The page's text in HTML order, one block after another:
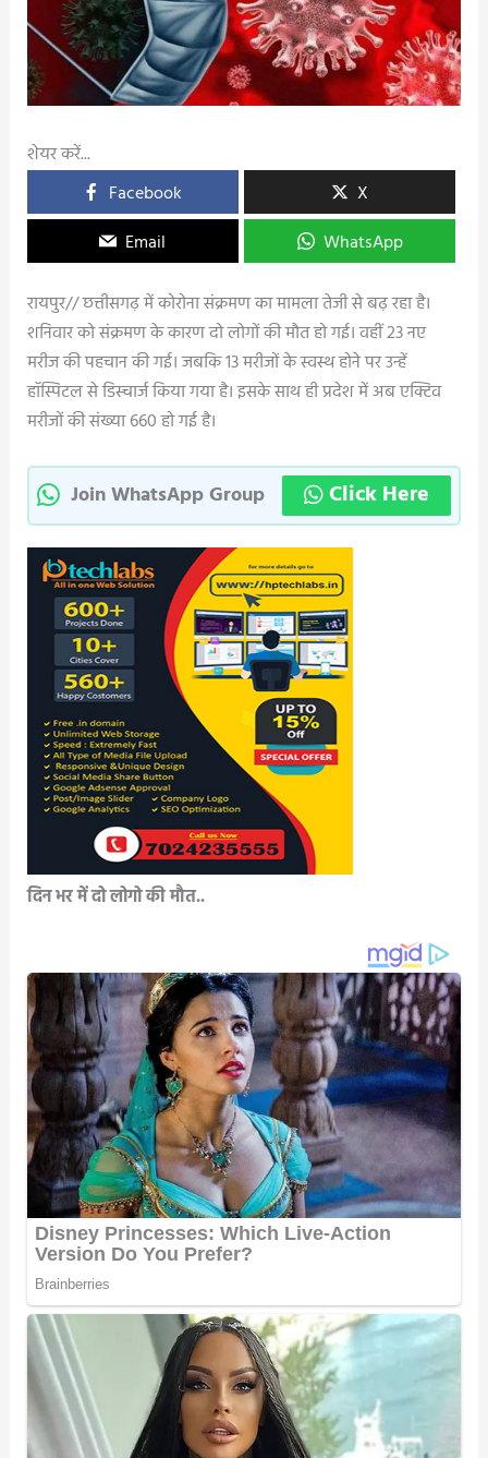
शेयर करें...
Facebook
X
Email
WhatsApp
रायपुर// छत्तीसगढ़ में कोरोना संक्रमण का मामला तेजी से बढ़ रहा है।
शनिवार को संक्रमण के कारण दो लोगों की मौत हो गई। वहीं 23 नए
मरीज की पहचान की गई। जबकि 13 मरीजों के स्वस्थ होने पर उन्हें
हॉस्पिटल से डिस्चार्ज किया गया है। इसके साथ ही प्रदेश में अब एक्टिव
मरीजों की संख्या 660 हो गई है।
Join WhatsApp Group Click Here
दिन भर में दो लोगो की मौत..